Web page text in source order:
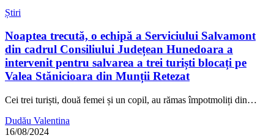
Știri
Noaptea trecută, o echipă a Serviciului Salvamont
din cadrul Consiliului Județean Hunedoara a
intervenit pentru salvarea a trei turiști blocați pe
Valea Stănicioara din Munții Retezat
Cei trei turiști, două femei și un copil, au rămas împotmoliți din…
Dudău Valentina
16/08/2024